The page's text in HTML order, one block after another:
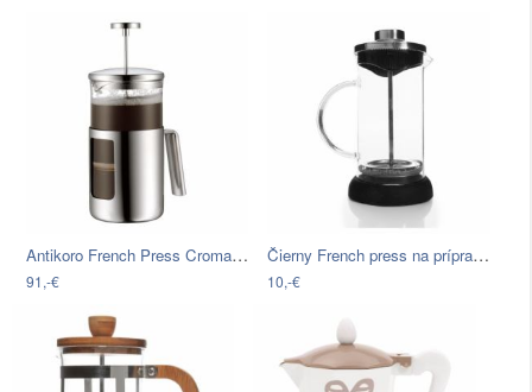
Antikoro French Press Cromargan® WMF…
91,-€
Čierny French press na prípravu kávy,…
10,-€